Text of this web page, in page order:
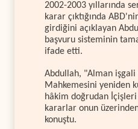
2002-2003 yıllarında
karar çıktığında
girdiğini açıklayan
başvuru sisteminin
ifade etti.
Abdullah, "Alman işgali
Mahkemesini yeniden
hâkim doğrudan İçişleri
kararlar onun
konuştu.